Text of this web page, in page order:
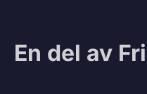
En del av